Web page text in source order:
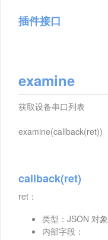
插件接口
examine
获取设备串口列表
examine(callback(ret))
callback(ret)
ret：
类型：JSON 对象
内部字段：